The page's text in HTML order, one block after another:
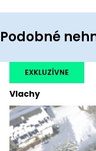
Podobné
Vlachy
EXKLUZÍVNE